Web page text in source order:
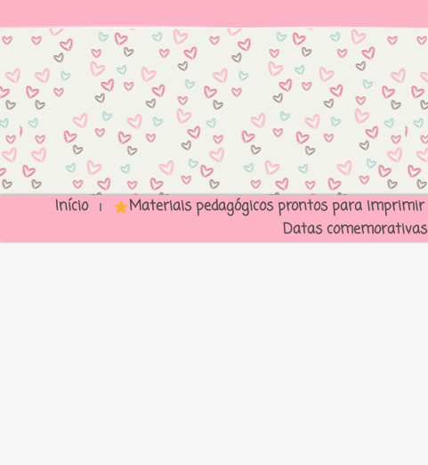
Início Materiais pedagógicos prontos para imprimir
Datas comemorativas